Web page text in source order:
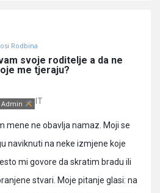
Rodbina
svoje roditelje a da ne
me tjeraju?
Admin IT
mene ne obavlja namaz. Moji se
naviknuti na neke izmjene koje
mi govore da skratim bradu ili
stvari. Moje pitanje glasi: na